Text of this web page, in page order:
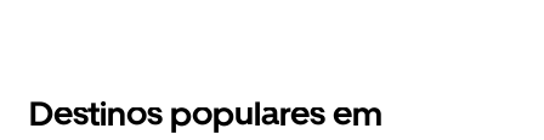
Destinos populares em